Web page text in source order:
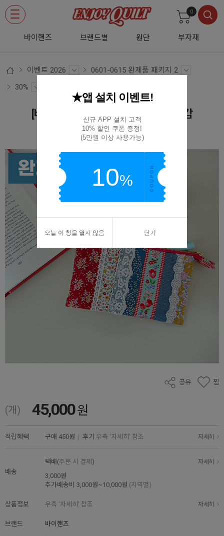
바이핸즈 브랜드별 원단 부자재
0
이벤트 2026
0601-0615 완제품 패키지 2
30%
[바이핸즈] 퀼트완제품 소품 - 틸다 지갑
BYPC-2870
공유 찜
(개) 45,000원
적립혜택 구매 450원 | 후기 우측 '자세히' 참조 자세히
배송
택배(주문 시 결제 ) 자세히
3,000원
추가배송비 3,000원~10,000원 (지역별)
상품정보 우측 '자세히' 참조 자세히
브랜드 바이핸즈
★앱 설치 이벤트!
신규 APP 설치 고객
10% 할인 쿠폰 증정!
(5만원 이상 사용가능)
10%
오늘 이 창을 열지 않음 닫기